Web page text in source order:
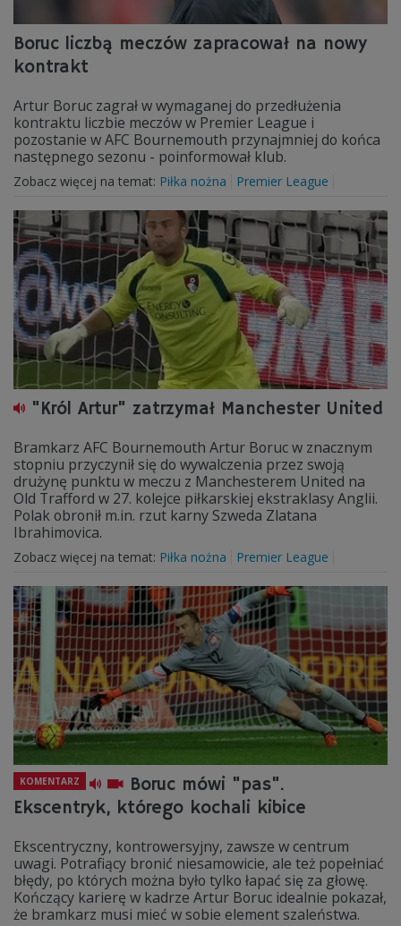
Boruc liczbą meczów zapracował na nowy
kontrakt
Artur Boruc zagrał w wymaganej do przedłużenia
kontraktu liczbie meczów w Premier League i
pozostanie w AFC Bournemouth przynajmniej do końca
następnego sezonu - poinformował klub.
Zobacz więcej na temat: Piłka nożna Premier League
"Król Artur" zatrzymał Manchester United
Bramkarz AFC Bournemouth Artur Boruc w znacznym
stopniu przyczynił się do wywalczenia przez swoją
drużynę punktu w meczu z Manchesterem United na
Old Trafford w 27. kolejce piłkarskiej ekstraklasy Anglii.
Polak obronił m.in. rzut karny Szweda Zlatana
Ibrahimovica.
Zobacz więcej na temat: Piłka nożna Premier League
KOMENTARZ
Boruc mówi "pas".
Ekscentryk, którego kochali kibice
Ekscentryczny, kontrowersyjny, zawsze w centrum
uwagi. Potrafiący bronić niesamowicie, ale też popełniać
błędy, po których można było tylko łapać się za głowę.
Kończący karierę w kadrze Artur Boruc idealnie pokazał,
że bramkarz musi mieć w sobie element szaleństwa.